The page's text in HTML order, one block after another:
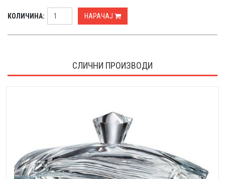
КОЛИЧИНА: НАРАЧАЈ
СЛИЧНИ ПРОИЗВОДИ